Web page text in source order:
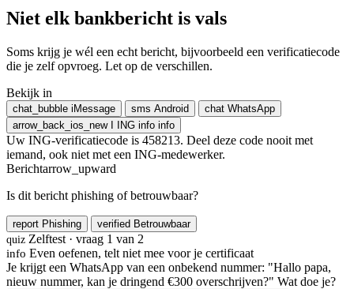
Niet elk bankbericht is vals
Soms krijg je wél een echt bericht, bijvoorbeeld een verificatiecode
die je zelf opvroeg. Let op de verschillen.
Bekijk in
chat_bubble iMessage sms Android chat WhatsApp
arrow_back_ios_new
ING info info
Uw ING-verificatiecode is 458213. Deel deze code nooit met
iemand, ook niet met een ING-medewerker.
Berichtarrow_upward
Is dit bericht phishing of betrouwbaar?
report Phishing verified Betrouwbaar
quiz Zelftest · vraag 1 van 2
info Even oefenen, telt niet mee voor je certificaat
Je krijgt een WhatsApp van een onbekend nummer: "Hallo papa,
nieuw nummer, kan je dringend €300 overschrijven?" Wat doe je?